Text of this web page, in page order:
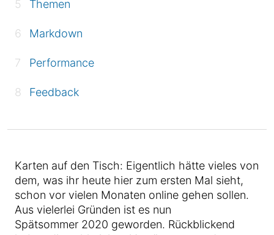
Themen
Markdown
Performance
Feedback
Karten auf den Tisch: Eigentlich hätte vieles von
dem, was ihr heute hier zum ersten Mal sieht,
schon vor vielen Monaten online gehen sollen.
Aus vielerlei Gründen ist es nun
Spätsommer 2020 geworden. Rückblickend